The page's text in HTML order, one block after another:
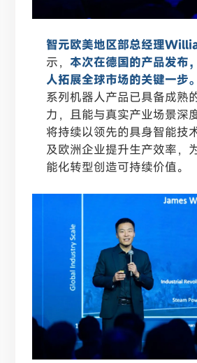
智元欧美地区部总经理
示，本次在德国的产品发布
人拓展全球市场的关键一步。
系列机器人产品已具备成熟
力，且能与真实产业场景深
将持续以领先的具身智能技
及欧洲企业提升生产效率，
能化转型创造可持续价值。